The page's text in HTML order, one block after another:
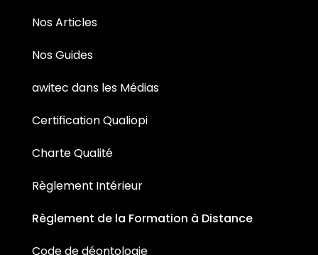
Nos Articles
Nos Guides
awitec dans les Médias
Certification Qualiopi
Charte Qualité
Règlement Intérieur
Règlement de la Formation à Distance
Code de déontologie